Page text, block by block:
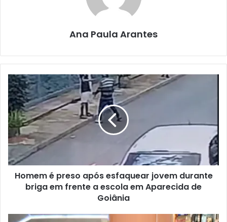
Ana Paula Arantes
Homem é preso após esfaquear jovem durante
briga em frente a escola em Aparecida de
Goiânia